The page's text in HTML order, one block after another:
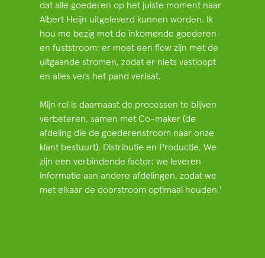
dat alle goederen op het juiste moment naar
Albert Heijn uitgeleverd kunnen worden. Ik
hou me bezig met de inkomende goederen-
en fuststroom: er moet een flow zijn met de
uitgaande stromen, zodat er niets vastloopt
en alles vers het pand verlaat.
Mijn rol is daarnaast de processen te blijven
verbeteren, samen met Co-maker (de
afdeling die de goederenstroom naar onze
klant bestuurt), Distributie en Productie. We
zijn een verbindende factor: we leveren
informatie aan andere afdelingen, zodat we
met elkaar de doorstroom optimaal houden.'